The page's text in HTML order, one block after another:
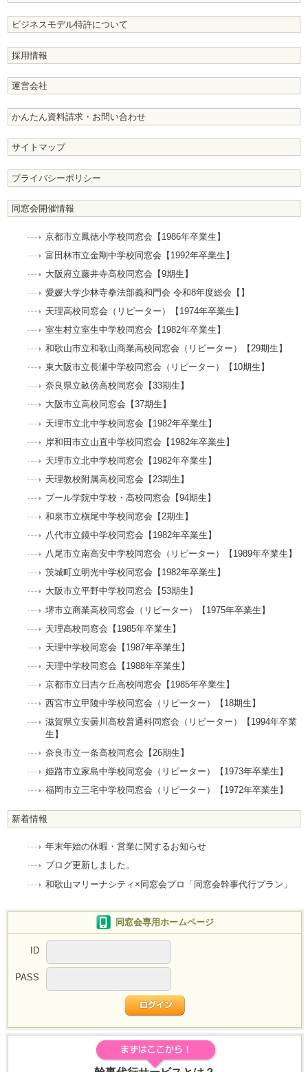
ビジネスモデル特許について
採用情報
運営会社
かんたん資料請求・お問い合わせ
サイトマップ
プライバシーポリシー
同窓会開催情報
京都市立鳳徳小学校同窓会【1986年卒業生】
富田林市立金剛中学校同窓会【1992年卒業生】
大阪府立藤井寺高校同窓会【9期生】
愛媛大学少林寺拳法部義和門会 令和8年度総会【】
天理高校同窓会（リピーター）【1974年卒業生】
室生村立室生中学校同窓会【1982年卒業生】
和歌山市立和歌山商業高校同窓会（リピーター）【29期生】
東大阪市立長瀬中学校同窓会（リピーター）【10期生】
奈良県立畝傍高校同窓会【33期生】
大阪市立高校同窓会【37期生】
天理市立北中学校同窓会【1982年卒業生】
岸和田市立山直中学校同窓会【1982年卒業生】
天理市立北中学校同窓会【1982年卒業生】
天理教校附属高校同窓会【23期生】
プール学院中学校・高校同窓会【94期生】
和泉市立槇尾中学校同窓会【2期生】
八代市立鏡中学校同窓会【1982年卒業生】
八尾市立南高安中学校同窓会（リピーター）【1989年卒業生】
茨城町立明光中学校同窓会【1982年卒業生】
大阪市立平野中学校同窓会【53期生】
堺市立商業高校同窓会（リピーター）【1975年卒業生】
天理高校同窓会【1985年卒業生】
天理中学校同窓会【1987年卒業生】
天理中学校同窓会【1988年卒業生】
京都市立日吉ケ丘高校同窓会【1985年卒業生】
西宮市立甲陵中学校同窓会（リピーター）【18期生】
滋賀県立安曇川高校普通科同窓会（リピーター）【1994年卒業
生】
奈良市立一条高校同窓会【26期生】
姫路市立家島中学校同窓会（リピーター）【1973年卒業生】
福岡市立三宅中学校同窓会（リピーター）【1972年卒業生】
新着情報
年末年始の休暇・営業に関するお知らせ
ブログ更新しました。
和歌山マリーナシティ×同窓会プロ「同窓会幹事代行プラン」
同窓会専用ホームページ
ID
PASS